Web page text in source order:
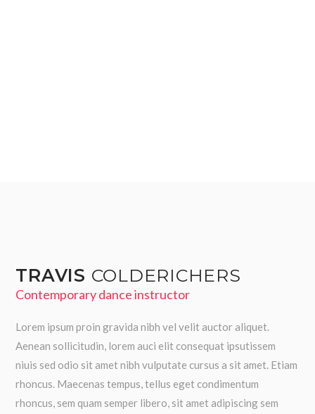
TRAVIS COLDERICHERS
Contemporary dance instructor
Lorem ipsum proin gravida nibh vel velit auctor aliquet.
Aenean sollicitudin, lorem auci elit consequat ipsutissem
niuis sed odio sit amet nibh vulputate cursus a sit amet. Etiam
rhoncus. Maecenas tempus, tellus eget condimentum
rhoncus, sem quam semper libero, sit amet adipiscing sem